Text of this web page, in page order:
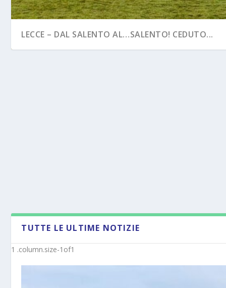
LECCE – DAL SALENTO AL…SALENTO! CEDUTO...
TUTTE LE ULTIME NOTIZIE